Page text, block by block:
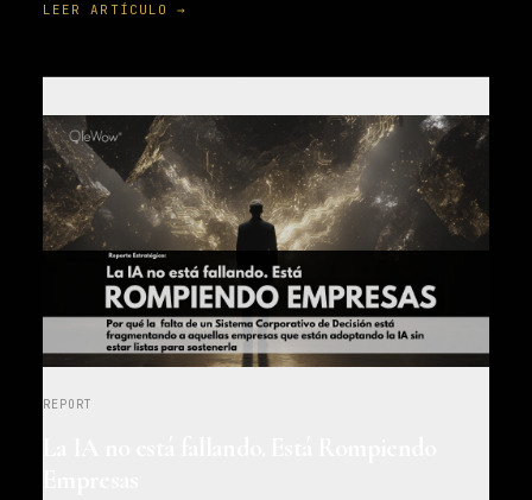
LEER ARTÍCULO →
REPORT